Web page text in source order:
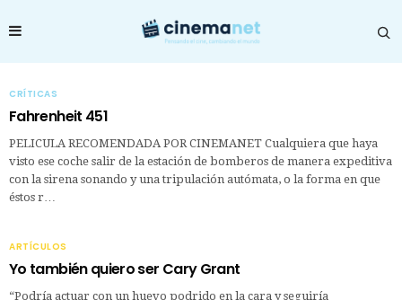
CRÍTICAS
Fahrenheit 451
PELICULA RECOMENDADA POR CINEMANET Cualquiera que haya
visto ese coche salir de la estación de bomberos de manera expeditiva
con la sirena sonando y una tripulación autómata, o la forma en que
éstos r…
ARTÍCULOS
Yo también quiero ser Cary Grant
“Podría actuar con un huevo podrido en la cara y seguiría